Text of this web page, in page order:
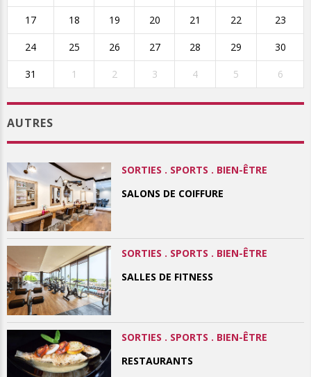
17 18 19 20 21 22 23
24 25 26 27 28 29 30
31 1 2 3 4 5 6
AUTRES
SORTIES . SPORTS . BIEN-ÊTRE
SALONS DE COIFFURE
SORTIES . SPORTS . BIEN-ÊTRE
SALLES DE FITNESS
SORTIES . SPORTS . BIEN-ÊTRE
RESTAURANTS